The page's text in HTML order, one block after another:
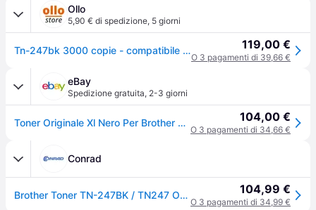
Ollo
5,90 € di spedizione, 5 giorni
Tn-247bk 3000 copie - compatibile brother 119,00 €
O 3 pagamenti di 39,66 €
eBay
Spedizione gratuita, 2-3 giorni
Toner Originale Xl Nero Per Brother Hl-l3210cw L3270cdw Dcp-l3510cdw L3550cdw 104,00 €
O 3 pagamenti di 34,66 €
Conrad
Brother Toner TN-247BK / TN247 Originale Nero 3000 pagine TN-247 BK 104,99 €
O 3 pagamenti di 34,99 €